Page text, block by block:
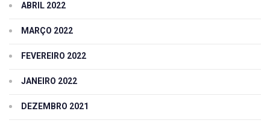
ABRIL 2022
MARÇO 2022
FEVEREIRO 2022
JANEIRO 2022
DEZEMBRO 2021